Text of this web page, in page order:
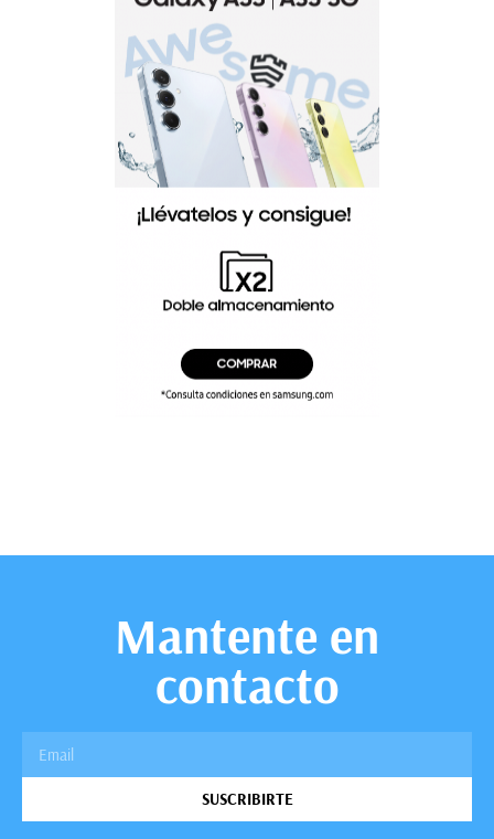
Mantente en
contacto
SUSCRIBIRTE